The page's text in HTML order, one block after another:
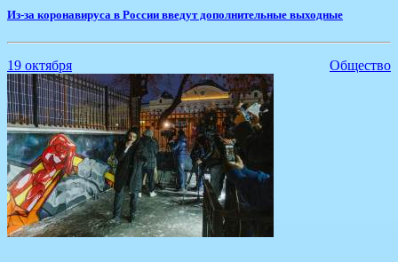
Из-за коронавируса в России введут дополнительные выходные
19 октября Общество